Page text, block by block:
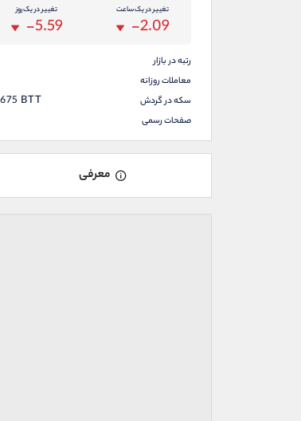
تغییر در یک ساعت
-2.09
تغییر در یک روز
-5.59
رتبه در بازار
معاملات روزانه
سکه در گردش BTT
صفحات رسمی
معرفی